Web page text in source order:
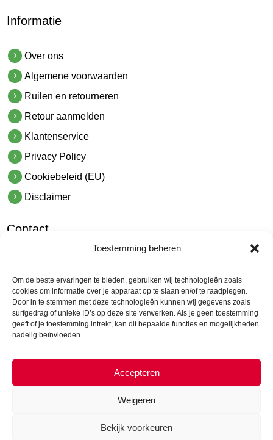
Toestemming beheren
Om de beste ervaringen te bieden, gebruiken wij technologieën zoals
cookies om informatie over je apparaat op te slaan en/of te raadplegen.
Door in te stemmen met deze technologieën kunnen wij gegevens zoals
surfgedrag of unieke ID’s op deze site verwerken. Als je geen toestemming
geeft of je toestemming intrekt, kan dit bepaalde functies en mogelijkheden
nadelig beïnvloeden.
Accepteren
Weigeren
Bekijk voorkeuren
Informatie
Over ons
Algemene voorwaarden
Ruilen en retourneren
Retour aanmelden
Klantenservice
Privacy Policy
Cookiebeleid (EU)
Disclaimer
Contact
t.0228 53 00 40
e.info@hetindustriehuis.com
KVK 51483904
BTW NL850044522B01